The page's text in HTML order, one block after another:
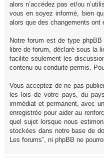
alors n’accédez pas et/ou
vous en soyez informé, bien
alors que des changements ont
Notre forum est de type phpBB
libre de forum, déclaré sous la
facilite seulement les
contenu ou conduite permis.
Vous acceptez de ne pas
les lois de votre pays, du
immédiat et permanent, avec
enregistrée pour aider au
quel sujet lorsque nous
stockées dans notre base de
Les forums”, ni phpBB ne